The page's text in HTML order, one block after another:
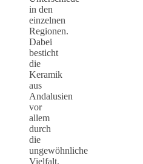
in den
einzelnen
Regionen.
Dabei
besticht
die
Keramik
aus
Andalusien
vor
allem
durch
die
ungewöhnliche
Vielfalt.